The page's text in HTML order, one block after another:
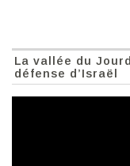
La vallée du
défense d’Israël